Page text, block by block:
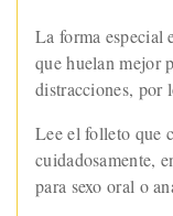
La forma especial
que huelan mejor
distracciones, por
Lee el folleto que
cuidadosamente,
para sexo oral o